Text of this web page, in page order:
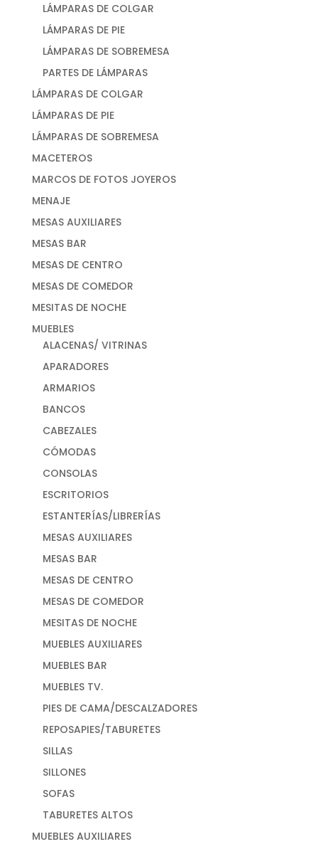
LÁMPARAS DE COLGAR
LÁMPARAS DE PIE
LÁMPARAS DE SOBREMESA
PARTES DE LÁMPARAS
LÁMPARAS DE COLGAR
LÁMPARAS DE PIE
LÁMPARAS DE SOBREMESA
MACETEROS
MARCOS DE FOTOS JOYEROS
MENAJE
MESAS AUXILIARES
MESAS BAR
MESAS DE CENTRO
MESAS DE COMEDOR
MESITAS DE NOCHE
MUEBLES
ALACENAS/ VITRINAS
APARADORES
ARMARIOS
BANCOS
CABEZALES
CÓMODAS
CONSOLAS
ESCRITORIOS
ESTANTERÍAS/LIBRERÍAS
MESAS AUXILIARES
MESAS BAR
MESAS DE CENTRO
MESAS DE COMEDOR
MESITAS DE NOCHE
MUEBLES AUXILIARES
MUEBLES BAR
MUEBLES TV.
PIES DE CAMA/DESCALZADORES
REPOSAPIES/TABURETES
SILLAS
SILLONES
SOFAS
TABURETES ALTOS
MUEBLES AUXILIARES